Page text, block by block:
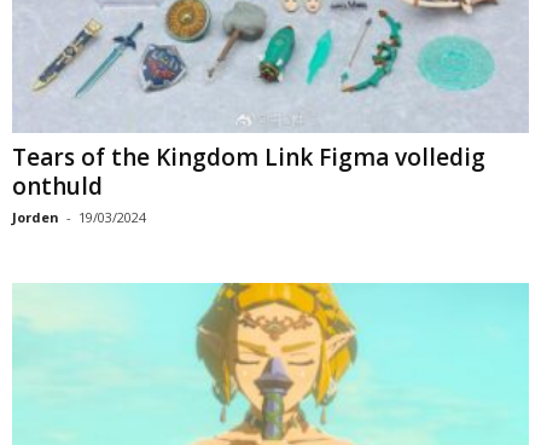
Tears of the Kingdom Link Figma volledig
onthuld
Jorden - 19/03/2024